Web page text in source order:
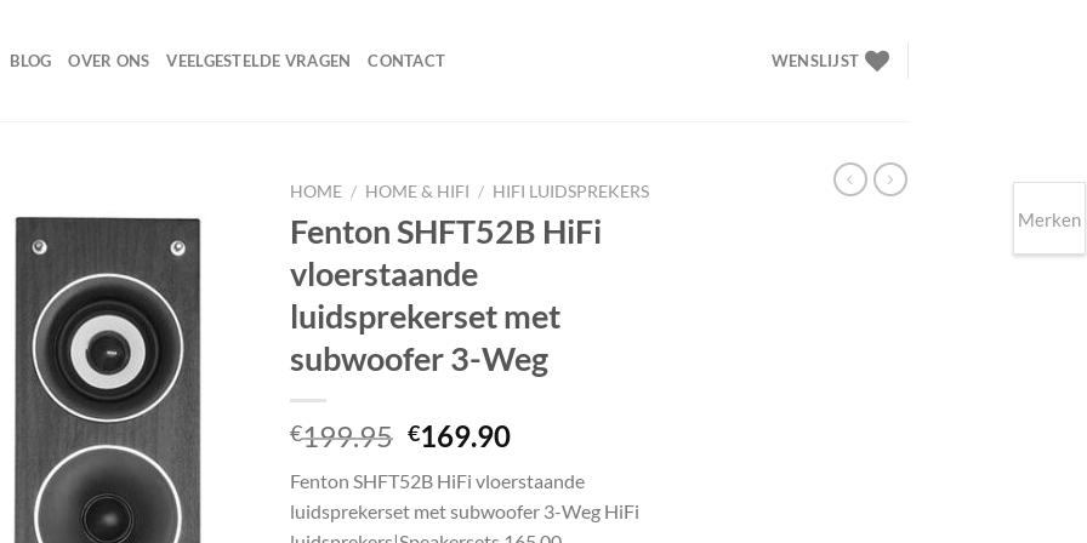
BLOG OVER ONS VEELGESTELDE VRAGEN CONTACT WENSLIJST
Toevoegen
wenslijst
HOME / HOME & HIFI / HIFI LUIDSPREKERS
Fenton SHFT52B HiFi
vloerstaande
luidsprekerset met
subwoofer 3-Weg
€199.95 Oorspronkelijke
was:
€199.95.
€169.90Huidige
is:
€169.90.
Fenton SHFT52B HiFi vloerstaande
luidsprekerset met subwoofer 3-Weg HiFi
Merken